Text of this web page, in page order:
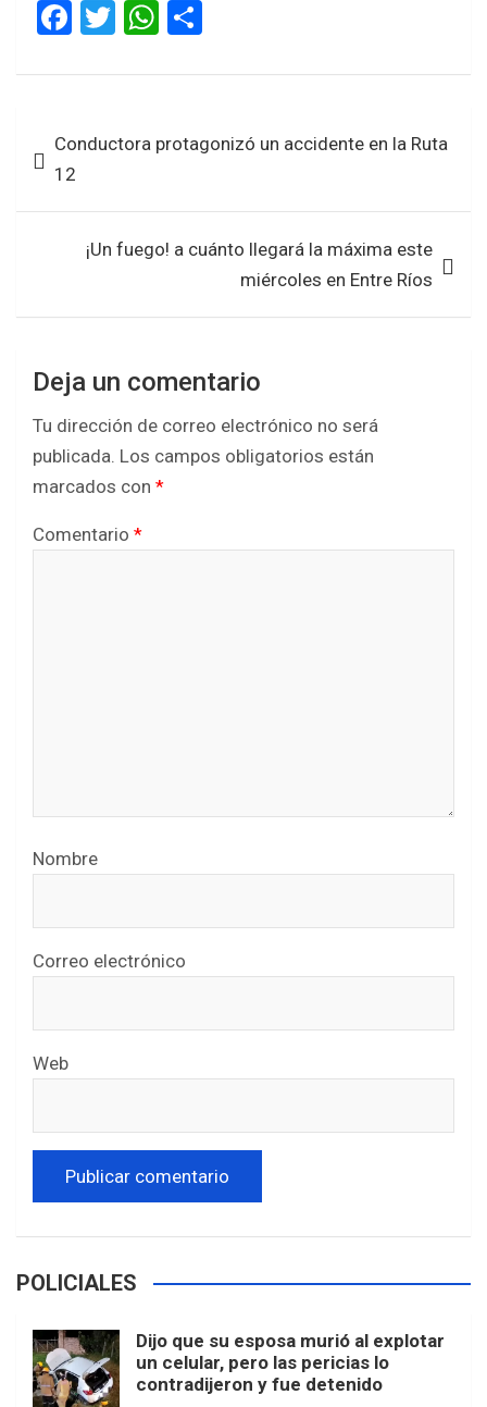
F
ce
o
o
k
T
tt
W
at
A
p
ar
de Conductora protagonizó un accidente en la Ruta
12
¡Un fuego! a cuánto llegará la máxima este
miércoles en Entre Ríos
Deja un comentario
Tu dirección de correo electrónico no será
publicada. Los campos obligatorios están
marcados con *
Comentario *
Nombre
Correo electrónico
Web
POLICIALES
Dijo que su esposa murió al explotar
un celular, pero las pericias lo
contradijeron y fue detenido